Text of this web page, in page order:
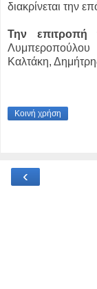
διακρίνεται την
Την επιτροπή
Καλτάκη,
Κοινή χρήση
‹